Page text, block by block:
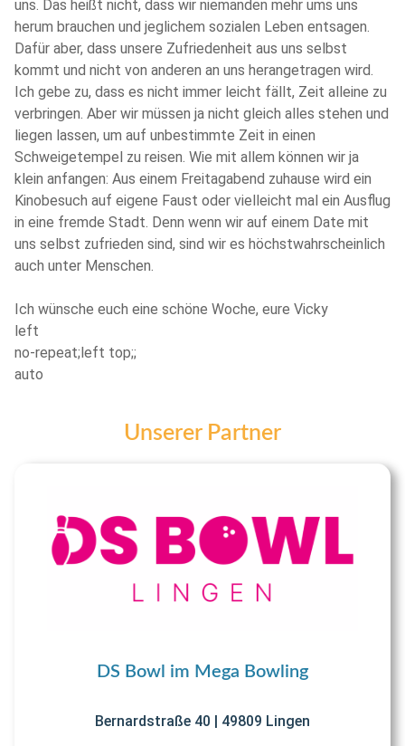
uns. Das heißt nicht, dass wir niemanden mehr ums uns
herum brauchen und jeglichem sozialen Leben entsagen.
Dafür aber, dass unsere Zufriedenheit aus uns selbst
kommt und nicht von anderen an uns herangetragen wird.
Ich gebe zu, dass es nicht immer leicht fällt, Zeit alleine zu
verbringen. Aber wir müssen ja nicht gleich alles stehen und
liegen lassen, um auf unbestimmte Zeit in einen
Schweigetempel zu reisen. Wie mit allem können wir ja
klein anfangen: Aus einem Freitagabend zuhause wird ein
Kinobesuch auf eigene Faust oder vielleicht mal ein Ausflug
in eine fremde Stadt. Denn wenn wir auf einem Date mit
uns selbst zufrieden sind, sind wir es höchstwahrscheinlich
auch unter Menschen.
Ich wünsche euch eine schöne Woche, eure Vicky
left
no-repeat;left top;;
auto
Unserer Partner
DS Bowl im Mega Bowling
Bernardstraße 40 | 49809 Lingen